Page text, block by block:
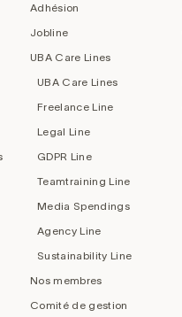
Adhésion
Jobline
UBA Care Lines
UBA Care Lines
Freelance Line
Legal Line
GDPR Line
Teamtraining Line
Media Spendings
Agency Line
Sustainability Line
Nos membres
Comité de gestion